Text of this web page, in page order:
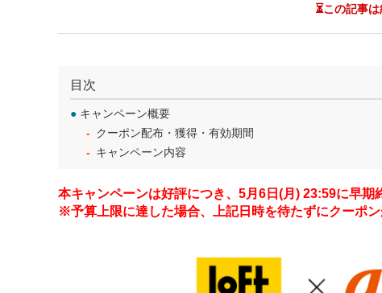
⏳この記事
目次
● キャンペーン概要
クーポン配布・獲得・有効期間
キャンペーン内容
本キャンペーンは好評につき、5月6日(月) 23:59に早期
※予算上限に達した場合、上記日時を待たずにクーポ